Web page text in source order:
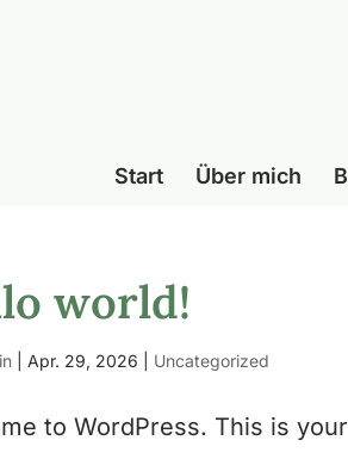
Start Über mich
world!
Apr. 29, 2026 Uncategorized
to WordPress. This is